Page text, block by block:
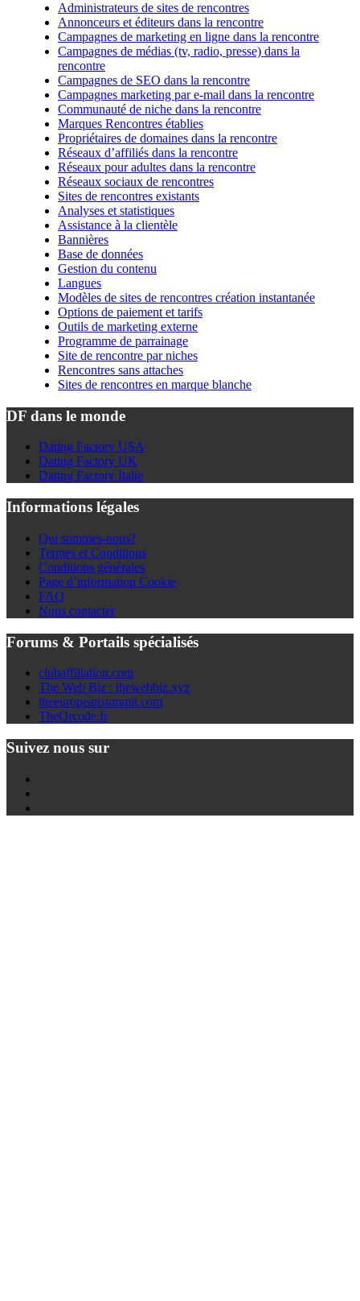
Administrateurs de sites de rencontres
Annonceurs et éditeurs dans la rencontre
Campagnes de marketing en ligne dans la rencontre
Campagnes de médias (tv, radio, presse) dans la
rencontre
Campagnes de SEO dans la rencontre
Campagnes marketing par e-mail dans la rencontre
Communauté de niche dans la rencontre
Marques Rencontres établies
Propriétaires de domaines dans la rencontre
Réseaux d’affiliés dans la rencontre
Réseaux pour adultes dans la rencontre
Réseaux sociaux de rencontres
Sites de rencontres existants
Analyses et statistiques
Assistance à la clientèle
Bannières
Base de données
Gestion du contenu
Langues
Modèles de sites de rencontres création instantanée
Options de paiement et tarifs
Outils de marketing externe
Programme de parrainage
Site de rencontre par niches
Rencontres sans attaches
Sites de rencontres en marque blanche
DF dans le monde
Dating Factory USA
Dating Factory UK
Dating Factory Italie
Informations légales
Qui sommes-nous?
Termes et Conditions
Conditions générales
Page d’information Cookie
FAQ
Nous contacter
Forums & Portails spécialisés
clubaffiliation.com
The Web Biz : thewebbiz.xyz
theeuropeansummit.com
TheQrcode.fr
Suivez nous sur